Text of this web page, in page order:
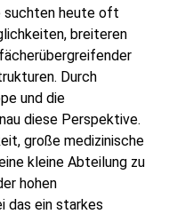
suchten heute oft
breiteren
Durch
und die
diese Perspektive.
große medizinische
kleine Abteilung zu
hohen
das ein starkes